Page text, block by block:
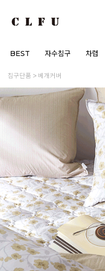
BEST 자수침구 차렵
침구단품 베개커버